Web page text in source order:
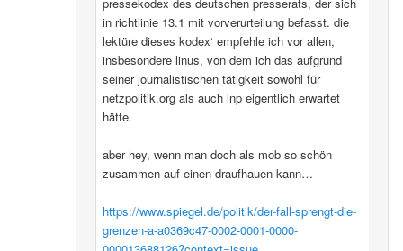
in richtlinie 13.1 mit vorverurteilung befasst. die
lektüre dieses kodex‘ empfehle ich vor allen,
insbesondere linus, von dem ich das aufgrund
seiner journalistischen tätigkeit sowohl für
netzpolitik.org als auch lnp eigentlich erwartet
hätte.
aber hey, wenn man doch als mob so schön
zusammen auf einen draufhauen kann…
https://www.spiegel.de/politik/der-fall-sprengt-die-
grenzen-a-a0369c47-0002-0001-0000-